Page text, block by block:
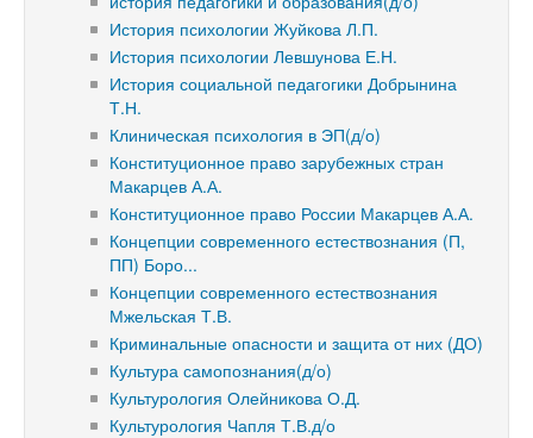
История психологии Жуйкова Л.П.
История психологии Левшунова Е.Н.
История социальной педагогики Добрынина
Т.Н.
Клиническая психология в ЭП(д/о)
Конституционное право зарубежных стран
Макарцев А.А.
Конституционное право России Макарцев А.А.
Концепции современного естествознания (П,
ПП) Боро...
Концепции современного естествознания
Мжельская Т.В.
Криминальные опасности и защита от них (ДО)
Культура самопознания(д/о)
Культурология Олейникова О.Д.
Культурология Чапля Т.В.д/о